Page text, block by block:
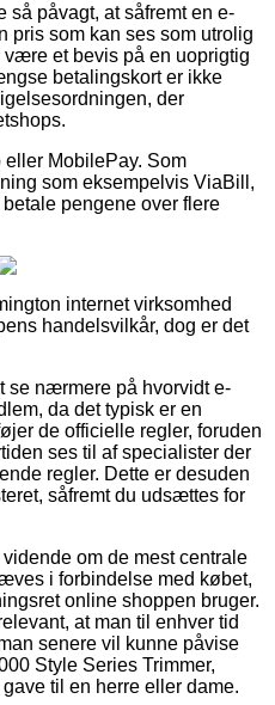
så påvagt, at såfremt en e-
pris som kan ses som utrolig
være et bevis på en uoprigtig
betalingskort er ikke
der
MobilePay. Som
som eksempelvis ViaBill,
pengene over flere
internet virksomhed
handelsvilkår, dog er det
se nærmere på hvorvidt e-
da det typisk er en
de officielle regler, foruden
ses til af specialister der
regler. Dette er desuden
såfremt du udsættes for
om de mest centrale
i forbindelse med købet,
online shoppen bruger.
at man til enhver tid
senere vil kunne påvise
Style Series Trimmer,
til en herre eller dame.